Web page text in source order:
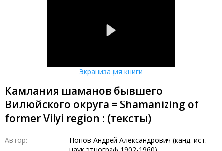
Экранизация книги
Камлания шаманов бывшего
Вилюйского округа = Shamanizing of
former Vilyi region : (тексты)
Автор:
Попов Андрей Александрович (канд. ист.
наук этнограф 1902-1960)